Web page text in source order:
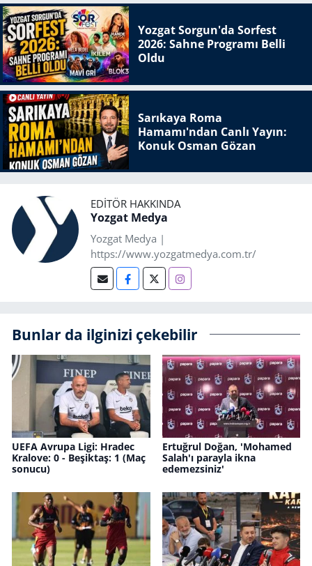
Yozgat Sorgun'da Sorfest
2026: Sahne Programı Belli
Oldu
Sarıkaya Roma
Hamamı'ndan Canlı Yayın:
Konuk Osman Gözan
EDITÖR HAKKINDA
Yozgat Medya
Yozgat Medya |
https://www.yozgatmedya.com.tr/
Bunlar da ilginizi çekebilir
UEFA Avrupa Ligi: Hradec
Kralove: 0 - Beşiktaş: 1 (Maç
sonucu)
Ertuğrul Doğan, 'Mohamed
Salah'ı parayla ikna
edemezsiniz'